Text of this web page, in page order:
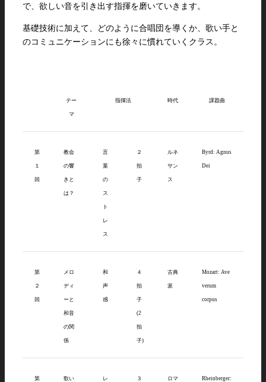
で、欲しい音を引き出す指揮を磨いていきます。
基礎技術に加えて、どのように合唱団を導くか、歌い手と
のコミュニケーションにも徐々に慣れていくクラス。
テー
マ
指揮法 時代 課題曲
第
１
回
教会
の響
きと
は？
言
葉
の
ス
ト
レ
ス
２
拍
子
ルネ
サン
ス
Byrd: Agnus
Dei
第
２
回
メロ
ディ
ーと
和音
の関
係
和
声
感
４
拍
子
(2
拍
子)
古典
派
Mozart: Ave
verum
corpus
第 歌い レ ３ ロマ Rheinberger: